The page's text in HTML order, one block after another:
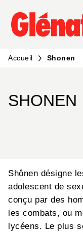
MENU
PIED DE PAGE
Accueil Shonen
SHONEN
Shônen désigne
adolescent de
conçu par des
les combats, ou
lycéens. Le plus